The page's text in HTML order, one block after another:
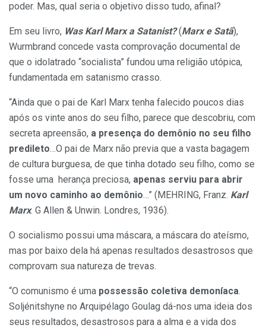
poder. Mas, qual seria o objetivo disso tudo, afinal?
Em seu livro, Was Karl Marx a Satanist?(Marx e Satã),
Wurmbrand concede vasta comprovação documental de
que o idolatrado “socialista” fundou uma religião utópica,
fundamentada em satanismo crasso.
“Ainda que o pai de Karl Marx tenha falecido poucos dias
após os vinte anos do seu filho, parece que descobriu, com
secreta apreensão, a presença do demônio no seu filho
predileto…O pai de Marx não previa que a vasta bagagem
de cultura burguesa, de que tinha dotado seu filho, como se
fosse uma herança preciosa, apenas serviu para abrir
um novo caminho ao demônio…” (MEHRING, Franz. Karl
Marx. G Allen & Unwin. Londres, 1936).
O socialismo possui uma máscara, a máscara do ateísmo,
mas por baixo dela há apenas resultados desastrosos que
comprovam sua natureza de trevas.
“O comunismo é uma possessão coletiva demoníaca.
Soljénitshyne no Arquipélago Goulag dá-nos uma ideia dos
seus resultados, desastrosos para a alma e a vida dos